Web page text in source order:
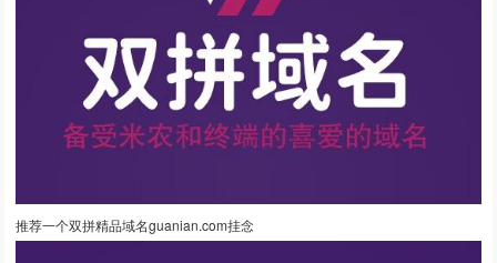
推荐一个双拼精品域名guanian.com挂念